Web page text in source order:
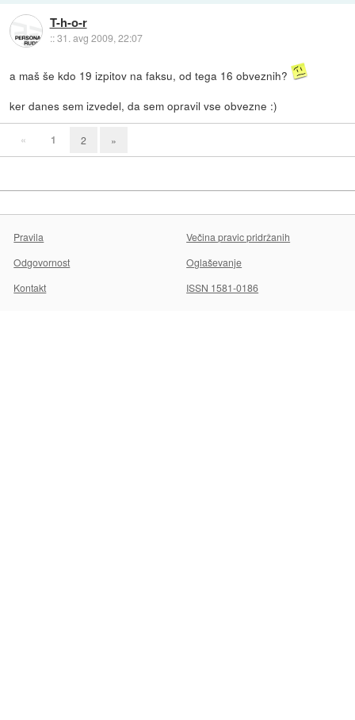
T-h-o-r
::31. avg 2009, 22:07
a maš še kdo 19 izpitov na faksu, od tega 16 obveznih?
ker danes sem izvedel, da sem opravil vse obvezne :)
« 1 2 »
Pravila
Večina pravic pridržanih
Odgovornost
Oglaševanje
Kontakt
ISSN 1581-0186